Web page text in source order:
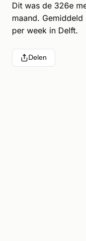
Dit was de 326e
maand.
per week in Delft.
Delen